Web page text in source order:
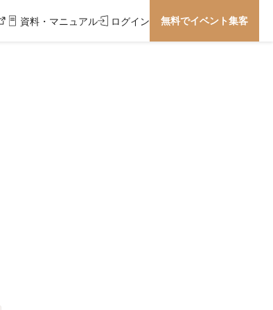
資料・マニュアル ログイン 無料でイベント集客